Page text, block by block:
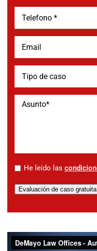
* He leído las
Evaluación de caso gratuita